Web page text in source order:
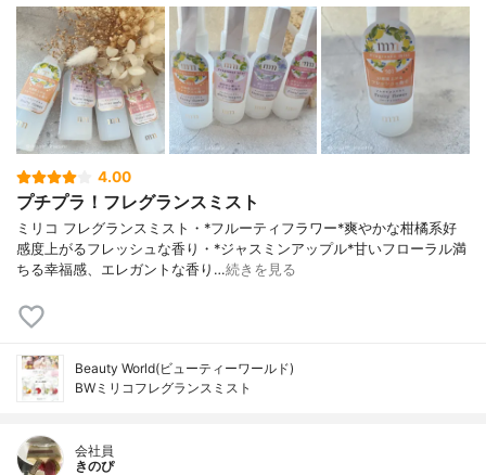
4.00
プチプラ！フレグランスミスト
ミリコ フレグランスミスト・*フルーティフラワー*爽やかな柑橘系好
感度上がるフレッシュな香り・*ジャスミンアップル*甘いフローラル満
ちる幸福感、エレガントな香り…続きを見る
Beauty World(ビューティーワールド)
BWミリコフレグランスミスト
会社員
きのぴ